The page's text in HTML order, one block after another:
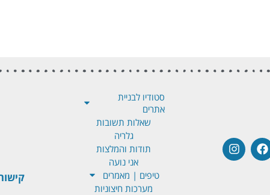
סטודיו לבניית
אתרים
שאלות תשובות
גלריה
תודות והמלצות
אני נועה
טיפים | מאמרים
מערכות חיצוניות